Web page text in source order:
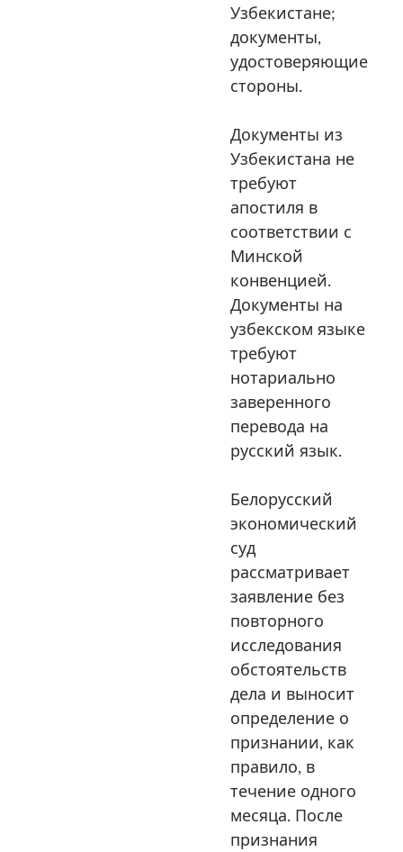
Узбекистане;
документы,
удостоверяющие
стороны.
Документы из
Узбекистана не
требуют
апостиля в
соответствии с
Минской
конвенцией.
Документы на
узбекском языке
требуют
нотариально
заверенного
перевода на
русский язык.
Белорусский
экономический
суд
рассматривает
заявление без
повторного
исследования
обстоятельств
дела и выносит
определение о
признании, как
правило, в
течение одного
месяца. После
признания